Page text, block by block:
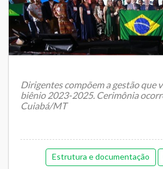
Dirigentes compõem a gestão que
biênio 2023-2025. Cerimônia
Cuiabá/MT
Estrutura e documentação